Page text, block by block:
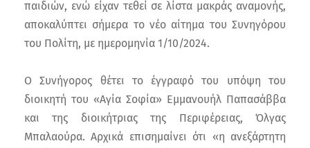
παιδιών, ενώ είχαν τεθεί σε λίστα μακράς αναμονής,
αποκαλύπτει σήμερα το νέο αίτημα του Συνηγόρου
του Πολίτη, με ημερομηνία 1/10/2024.
Ο Συνήγορος θέτει το έγγραφό του υπόψη του
διοικητή του «Αγία Σοφία» Εμμανουήλ Παπασάββα
και της διοικήτριας της Περιφέρειας, Όλγας
Μπαλαούρα. Αρχικά επισημαίνει ότι «η ανεξάρτητη